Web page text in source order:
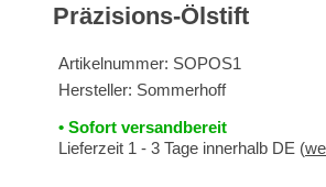
Präzisions-Ölstift
Artikelnummer: SOPOS1
Hersteller: Sommerhoff
• Sofort versandbereit
Lieferzeit 1 - 3 Tage innerhalb DE (